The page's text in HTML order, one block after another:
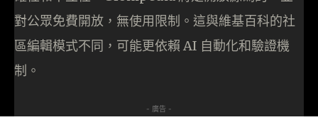
對公眾免費開放，無使用限制。這與維基百科的社
區編輯模式不同，可能更依賴 AI 自動化和驗證機
制。
- 廣告 -